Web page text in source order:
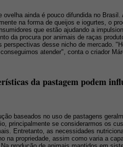
ovelha ainda é pouco difundida no
na forma de queijos e iogurtes, o
que estão ajudando a
da procura por animais de raças
perspectivas desse nicho de mercado.
atender", conta o criador
da pastagem podem
baseados no uso de pastagens
principalmente se considerarmos os
Entretanto, as necessidades
na propriedade, assim como varia a